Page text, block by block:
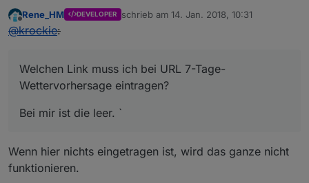
Offline
Rene_HM DEVELOPER schrieb am 14. Jan. 2018, 10:31
zuletzt editiert von
@krockie:
Welchen Link muss ich bei URL 7-Tage-
Wettervorhersage eintragen?
Bei mir ist die leer. `
Wenn hier nichts eingetragen ist, wird das ganze nicht
funktionieren.